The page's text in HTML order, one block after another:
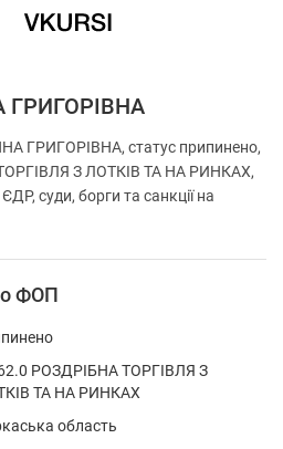
ГРИГОРІВНА
ГРИГОРІВНА, статус припинено,
З ЛОТКІВ ТА НА РИНКАХ,
суди, борги та санкції на
ФОП
РОЗДРІБНА ТОРГІВЛЯ З
ТА НА РИНКАХ
область